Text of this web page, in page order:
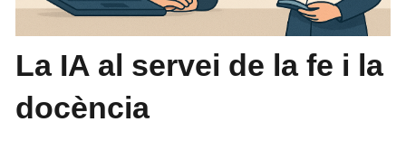
La IA al servei de la fe i la
docència